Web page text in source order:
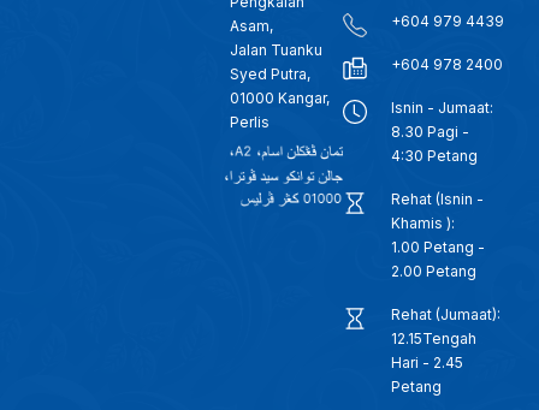
Asam,
Jalan Tuanku
Syed Putra,
01000 Kangar,
Perlis
+604 979 4439
+604 978 2400
Isnin - Jumaat:
8.30 Pagi -
4:30 Petang
Rehat (Isnin -
Khamis ):
1.00 Petang -
2.00 Petang
Rehat (Jumaat):
12.15Tengah
Hari - 2.45
Petang